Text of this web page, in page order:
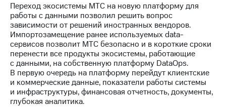
Раскрытие
информации
Информация
акционерам
Документы
ПАО
"МТС"
Собрания
акционеров
Личный
кабинет
Переход экосистемы МТС на новую платформу для
работы с данными позволил решить вопрос
зависимости от решений иностранных вендоров.
Импортозамещение ранее используемых data-
сервисов позволит МТС безопасно и в короткие сроки
перенести все продукты экосистемы, работающие
с данными, на собственную платформу DataOps.
В первую очередь на платформу перейдут клиентские
и коммерческие данные, показатели работы системы
и инфраструктуры, финансовая отчетность, документы,
глубокая аналитика.